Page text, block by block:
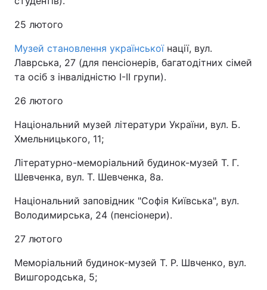
25 лютого
Музей становлення українськоїнації, вул.
Лаврська, 27 (для пенсіонерів, багатодітних сімей
та осіб з інвалідністю I-II групи).
26 лютого
Національний музей літератури України, вул. Б.
Хмельницького, 11;
Літературно-меморіальний будинок-музей Т. Г.
Шевченка, вул. Т. Шевченка, 8а.
Національний заповідник "Софія Київська", вул.
Володимирська, 24 (пенсіонери).
27 лютого
Меморіальний будинок-музей Т. Р. Швченко, вул.
Вишгородська, 5;